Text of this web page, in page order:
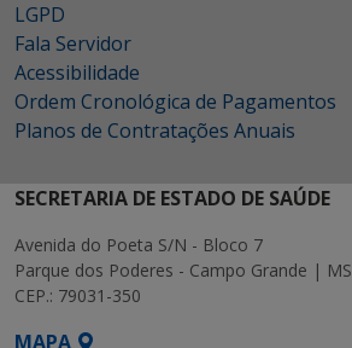
LGPD
Fala Servidor
Acessibilidade
Ordem Cronológica de Pagamentos
Planos de Contratações Anuais
SECRETARIA DE ESTADO DE SAÚDE
Avenida do Poeta S/N - Bloco 7
Parque dos Poderes - Campo Grande | MS
CEP.: 79031-350
MAPA